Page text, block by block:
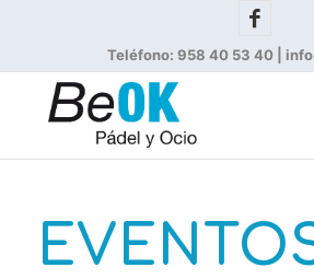
Teléfono: 958 40 53 40 |